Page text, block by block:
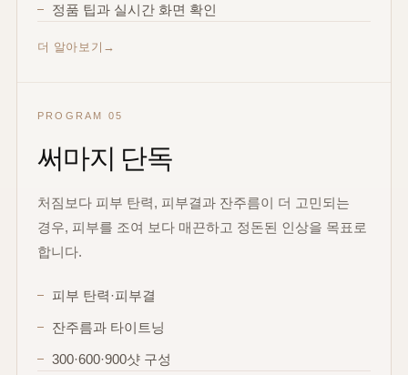
정품 팁과 실시간 화면 확인
더 알아보기
PROGRAM 05
써마지 단독
처짐보다 피부 탄력, 피부결과 잔주름이 더 고민되는
경우, 피부를 조여 보다 매끈하고 정돈된 인상을 목표로
합니다.
피부 탄력·피부결
잔주름과 타이트닝
300·600·900샷 구성